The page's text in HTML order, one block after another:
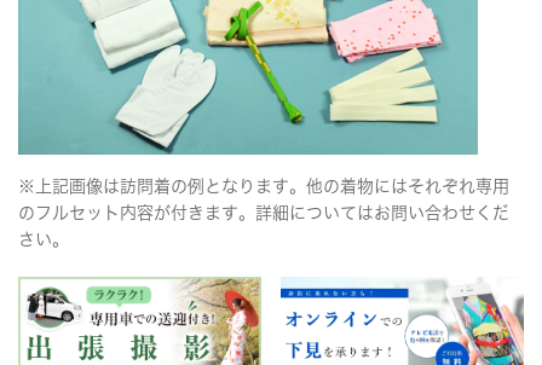
※上記画像は訪問着の例となります。他の着物にはそれぞれ専用
のフルセット内容が付きます。詳細についてはお問い合わせくだ
さい。